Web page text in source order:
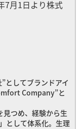
7月1日より株式
としてブランドアイ
Company”と
見つめ、経験から生
として体系化。生理